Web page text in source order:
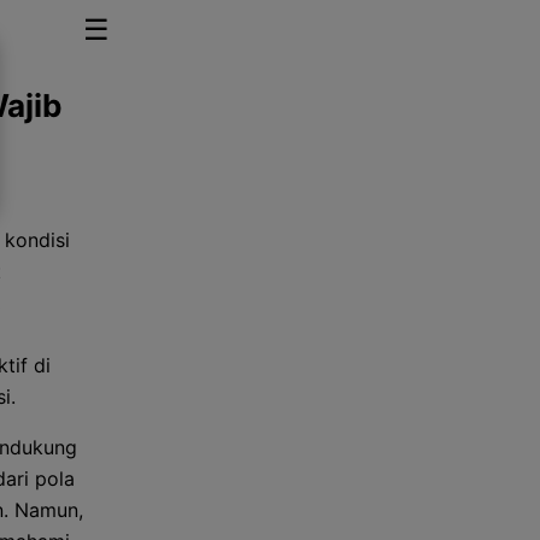
☰
di
pola
Namun,